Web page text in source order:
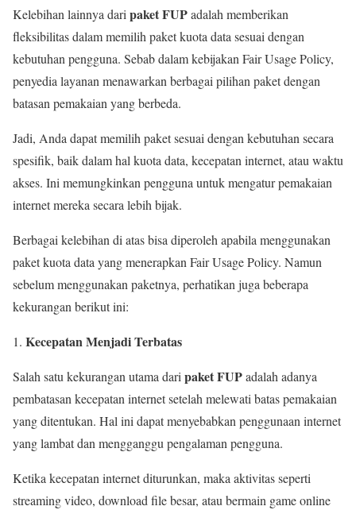
Kelebihan lainnya daripaket FUPadalah memberikan
fleksibilitas dalam memilih paket kuota data sesuai dengan
kebutuhan pengguna. Sebab dalam kebijakan Fair Usage Policy,
penyedia layanan menawarkan berbagai pilihan paket dengan
batasan pemakaian yang berbeda.
Jadi, Anda dapat memilih paket sesuai dengan kebutuhan secara
spesifik, baik dalam hal kuota data, kecepatan internet, atau waktu
akses. Ini memungkinkan pengguna untuk mengatur pemakaian
internet mereka secara lebih bijak.
Berbagai kelebihan di atas bisa diperoleh apabila menggunakan
paket kuota data yang menerapkan Fair Usage Policy. Namun
sebelum menggunakan paketnya, perhatikan juga beberapa
kekurangan berikut ini:
Kecepatan Menjadi Terbatas
Salah satu kekurangan utama daripaket FUPadalah adanya
pembatasan kecepatan internet setelah melewati batas pemakaian
yang ditentukan. Hal ini dapat menyebabkan penggunaan internet
yang lambat dan mengganggu pengalaman pengguna.
Ketika kecepatan internet diturunkan, maka aktivitas seperti
streaming video, download file besar, atau bermain game online